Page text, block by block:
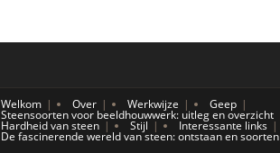
Welkom Over Werkwijze Geep
Steensoorten voor beeldhouwwerk: uitleg en overzicht
Hardheid van steen Stijl Interessante links
De fascinerende wereld van steen: ontstaan en soorten